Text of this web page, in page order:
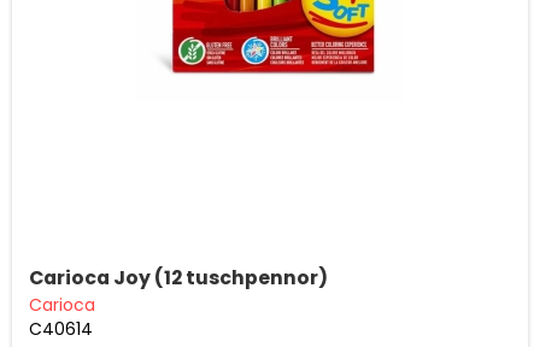
Carioca Joy (12 tuschpennor)
Carioca
C40614